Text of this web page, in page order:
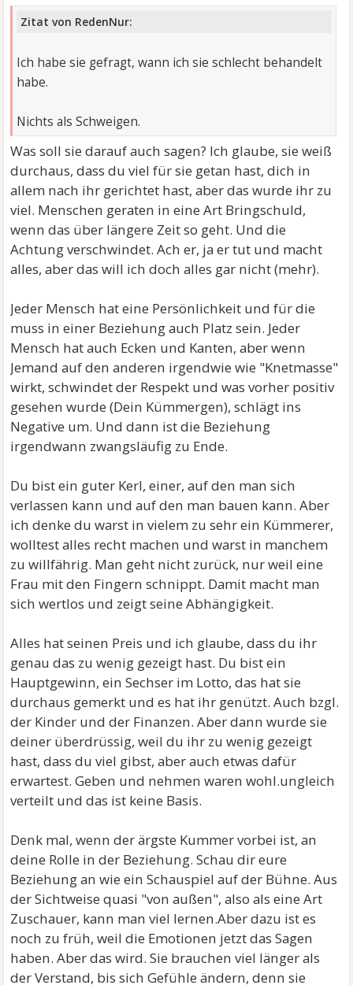
Zitat von RedenNur:
Ich habe sie gefragt, wann ich sie schlecht behandelt
habe.
Nichts als Schweigen.
Was soll sie darauf auch sagen? Ich glaube, sie weiß
durchaus, dass du viel für sie getan hast, dich in
allem nach ihr gerichtet hast, aber das wurde ihr zu
viel. Menschen geraten in eine Art Bringschuld,
wenn das über längere Zeit so geht. Und die
Achtung verschwindet. Ach er, ja er tut und macht
alles, aber das will ich doch alles gar nicht (mehr).
Jeder Mensch hat eine Persönlichkeit und für die
muss in einer Beziehung auch Platz sein. Jeder
Mensch hat auch Ecken und Kanten, aber wenn
Jemand auf den anderen irgendwie wie "Knetmasse"
wirkt, schwindet der Respekt und was vorher positiv
gesehen wurde (Dein Kümmergen), schlägt ins
Negative um. Und dann ist die Beziehung
irgendwann zwangsläufig zu Ende.
Du bist ein guter Kerl, einer, auf den man sich
verlassen kann und auf den man bauen kann. Aber
ich denke du warst in vielem zu sehr ein Kümmerer,
wolltest alles recht machen und warst in manchem
zu willfährig. Man geht nicht zurück, nur weil eine
Frau mit den Fingern schnippt. Damit macht man
sich wertlos und zeigt seine Abhängigkeit.
Alles hat seinen Preis und ich glaube, dass du ihr
genau das zu wenig gezeigt hast. Du bist ein
Hauptgewinn, ein Sechser im Lotto, das hat sie
durchaus gemerkt und es hat ihr genützt. Auch bzgl.
der Kinder und der Finanzen. Aber dann wurde sie
deiner überdrüssig, weil du ihr zu wenig gezeigt
hast, dass du viel gibst, aber auch etwas dafür
erwartest. Geben und nehmen waren wohl.ungleich
verteilt und das ist keine Basis.
Denk mal, wenn der ärgste Kummer vorbei ist, an
deine Rolle in der Beziehung. Schau dir eure
Beziehung an wie ein Schauspiel auf der Bühne. Aus
der Sichtweise quasi "von außen", also als eine Art
Zuschauer, kann man viel lernen.Aber dazu ist es
noch zu früh, weil die Emotionen jetzt das Sagen
haben. Aber das wird. Sie brauchen viel länger als
der Verstand, bis sich Gefühle ändern, denn sie